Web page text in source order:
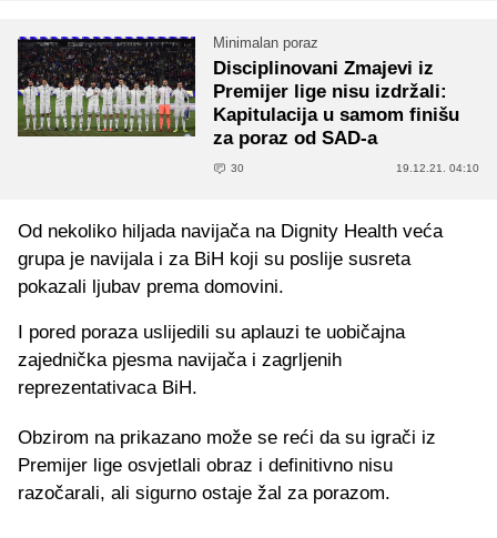
Minimalan poraz
Disciplinovani Zmajevi iz
Premijer lige nisu izdržali:
Kapitulacija u samom finišu
za poraz od SAD-a
30 19.12.21. 04:10
Od nekoliko hiljada navijača na Dignity Health veća
grupa je navijala i za BiH koji su poslije susreta
pokazali ljubav prema domovini.
I pored poraza uslijedili su aplauzi te uobičajna
zajednička pjesma navijača i zagrljenih
reprezentativaca BiH.
Obzirom na prikazano može se reći da su igrači iz
Premijer lige osvjetlali obraz i definitivno nisu
razočarali, ali sigurno ostaje žal za porazom.